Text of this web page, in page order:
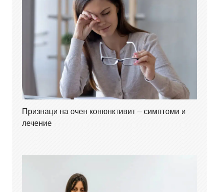
Признаци на очен конюнктивит – симптоми и
лечение